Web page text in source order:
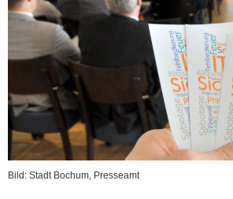
Bild: Stadt Bochum, Presseamt